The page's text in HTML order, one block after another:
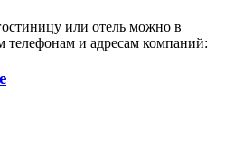
или отель можно в
телефонам и адресам компаний: